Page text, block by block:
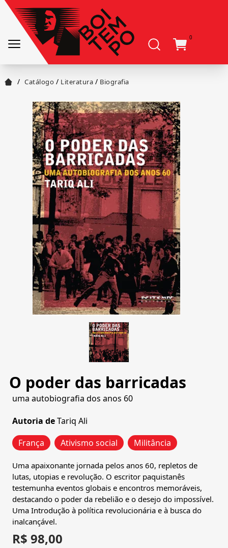
0
/ Catálogo / Literatura / Biografia
O poder das barricadas
uma autobiografia dos anos 60
Autoria deTariq Ali
França
Ativismo social Militância
Uma apaixonante jornada pelos anos 60, repletos de
lutas, utopias e revolução. O escritor paquistanês
testemunha eventos globais e encontros memoráveis,
destacando o poder da rebelião e o desejo do impossível.
Uma Introdução à política revolucionária e à busca do
inalcançável.
R$ 98,00